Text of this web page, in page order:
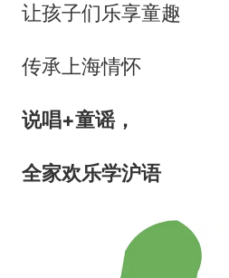
让孩子们乐享童趣
传承上海情怀
说唱+童谣，
全家欢乐学沪语